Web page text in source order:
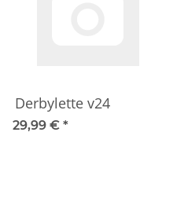
Derbylette v24
29,99 € *